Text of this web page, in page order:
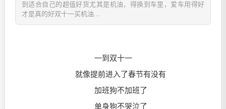
到适合自己的超值好货尤其是机油，得换到车里，爱车用得好
才是真的好双十一买机油...
一到双十一
就像提前进入了春节有没有
加班狗不加班了
单身狗不哭泣了